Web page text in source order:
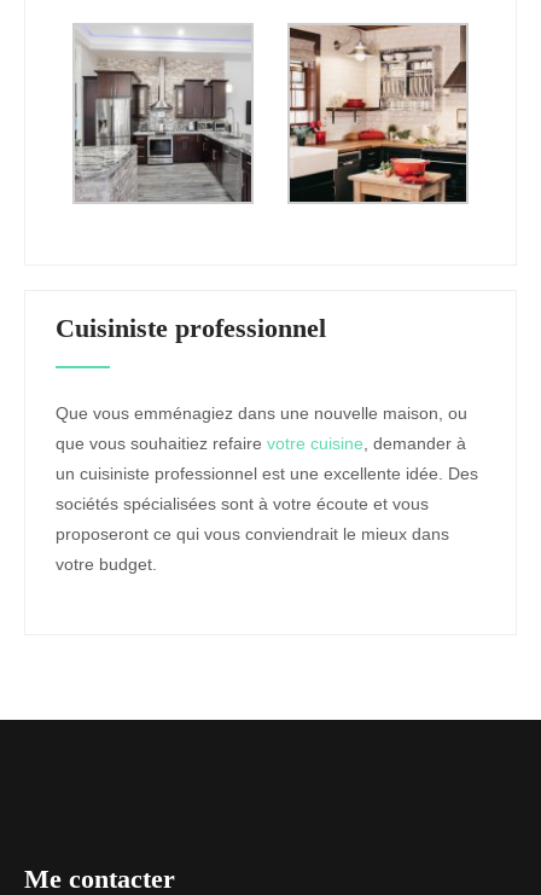
Cuisiniste professionnel
Que vous emménagiez dans une nouvelle maison, ou
que vous souhaitiez refaire votre cuisine , demander à
un cuisiniste professionnel est une excellente idée. Des
sociétés spécialisées sont à votre écoute et vous
proposeront ce qui vous conviendrait le mieux dans
votre budget.
Me contacter